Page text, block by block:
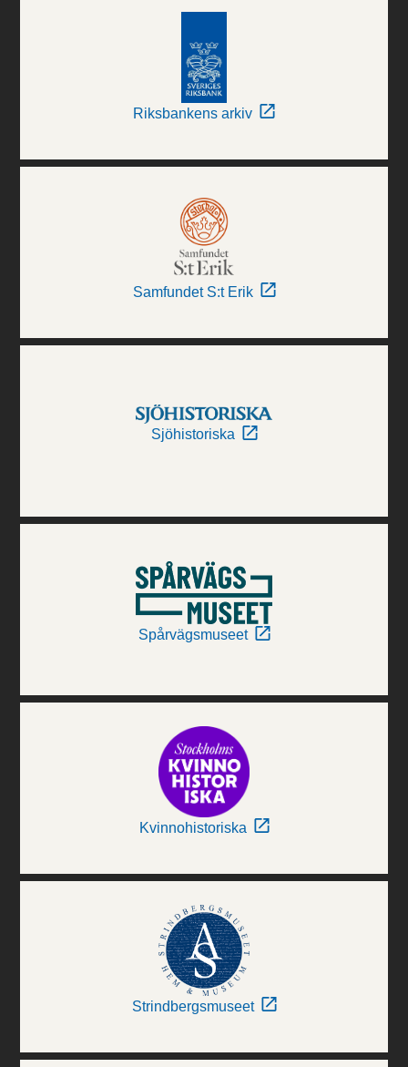
Riksbankens arkiv
Samfundet S:t Erik
Sjöhistoriska
Spårvägsmuseet
Kvinnohistoriska
Strindbergsmuseet